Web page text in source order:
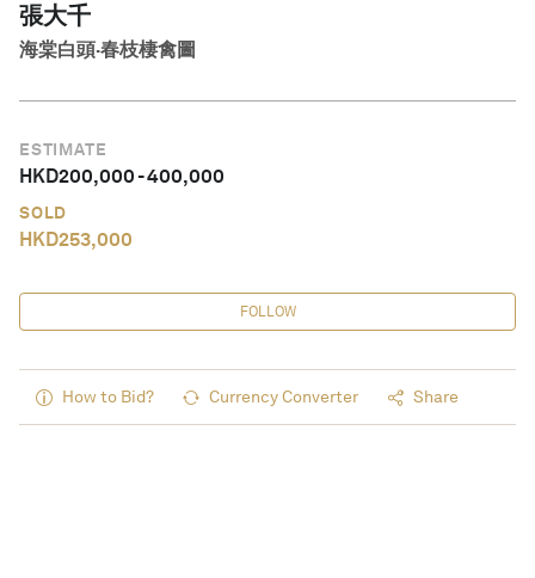
張大千
海棠白頭·春枝棲禽圖
ESTIMATE
HKD200,000-400,000
SOLD
HKD253,000
FOLLOW
How to Bid? Currency Converter Share